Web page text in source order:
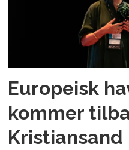
Europeisk
kommer
Kristiansand